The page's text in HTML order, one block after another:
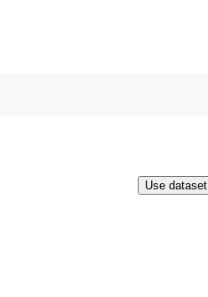
Use dataset